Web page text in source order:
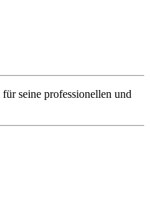
seine professionellen und